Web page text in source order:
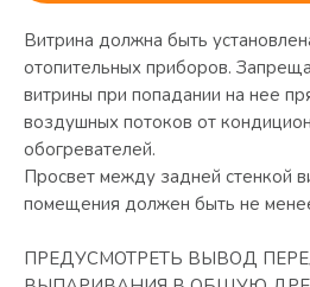
Витрина должна быть
отопительных приборов.
витрины при попадании на нее
воздушных потоков от
обогревателей.
Просвет между задней стенкой
помещения должен быть не
ПРЕДУСМОТРЕТЬ ВЫВОД